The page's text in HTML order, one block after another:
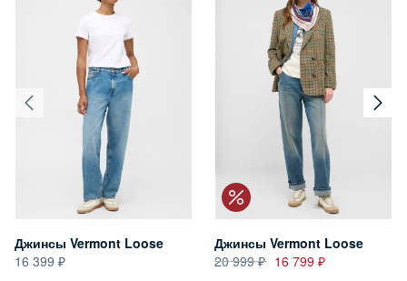
Джинсы Vermont Loose
16 399
Джинсы Vermont Loose
20 999
16 799